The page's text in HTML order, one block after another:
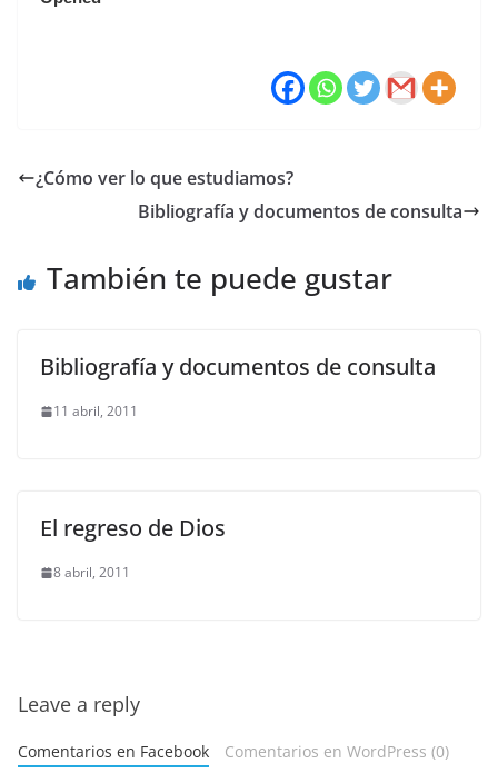
¿Cómo ver lo que estudiamos?
Bibliografía y documentos de consulta
También te puede gustar
Bibliografía y documentos de consulta
11 abril, 2011
El regreso de Dios
8 abril, 2011
Leave a reply
Comentarios en Facebook Comentarios en WordPress (0)